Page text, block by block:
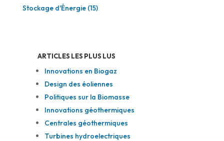
Stockage d'Énergie(15)
ARTICLES LES PLUS LUS
Innovations en Biogaz
Design des éoliennes
Politiques sur la Biomasse
Innovations géothermiques
Centrales géothermiques
Turbines hydroelectriques